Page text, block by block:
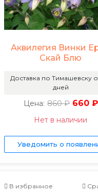
Аквилегия Винки
Скай Блю
Доставка по Тимашевску
дней
Цена: 860 ₽ 660 ₽
Нет в наличии
Уведомить о
В избранное